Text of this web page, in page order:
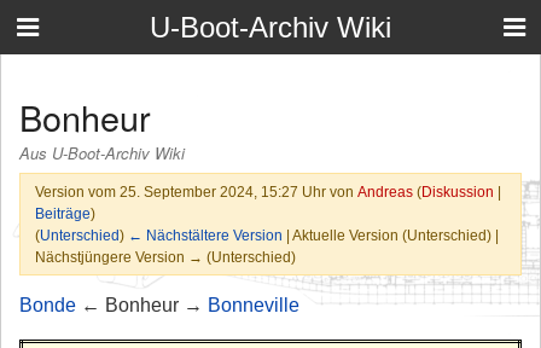
U-Boot-Archiv Wiki
Bonheur
Aus U-Boot-Archiv Wiki
Version vom 25. September 2024, 15:27 Uhr von Andreas (Diskussion |
Beiträge)
(Unterschied) ← Nächstältere Version | Aktuelle Version (Unterschied) |
Nächstjüngere Version → (Unterschied)
Bonde ← Bonheur → Bonneville